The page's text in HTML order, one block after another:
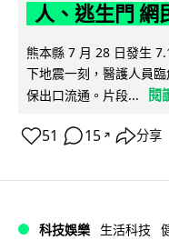
人、逃生門 網
熊本縣 7 月 28 日發生
下地震一刻，醫護人員
保出口流通。片段...
閱
51 15 ↗ 分享
科技娛樂 生活科技